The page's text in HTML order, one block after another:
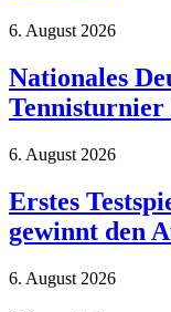
6. August 2026
Nationales
6. August 2026
Erstes
gewinnt den
6. August 2026